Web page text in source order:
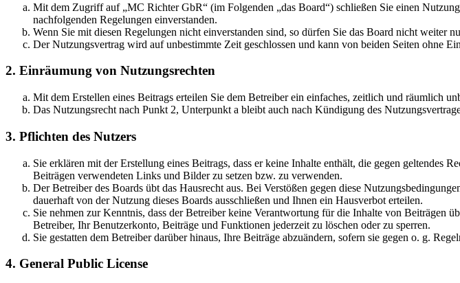
Mit dem Zugriff auf „MC Richter GbR“ (im Folgenden „das Board“) schließen Sie einen
nachfolgenden Regelungen einverstanden.
Wenn Sie mit diesen Regelungen nicht einverstanden sind, so dürfen Sie das Board nicht weiter
Der Nutzungsvertrag wird auf unbestimmte Zeit geschlossen und kann von beiden Seiten ohne
2. Einräumung von Nutzungsrechten
Mit dem Erstellen eines Beitrags erteilen Sie dem Betreiber ein einfaches, zeitlich und räumlich
Das Nutzungsrecht nach Punkt 2, Unterpunkt a bleibt auch nach Kündigung des
3. Pflichten des Nutzers
Sie erklären mit der Erstellung eines Beitrags, dass er keine Inhalte enthält, die gegen geltendes
Beiträgen verwendeten Links und Bilder zu setzen bzw. zu verwenden.
Der Betreiber des Boards übt das Hausrecht aus. Bei Verstößen gegen diese
dauerhaft von der Nutzung dieses Boards ausschließen und Ihnen ein Hausverbot erteilen.
Sie nehmen zur Kenntnis, dass der Betreiber keine Verantwortung für die Inhalte von Beiträgen
Betreiber, Ihr Benutzerkonto, Beiträge und Funktionen jederzeit zu löschen oder zu sperren.
Sie gestatten dem Betreiber darüber hinaus, Ihre Beiträge abzuändern, sofern sie gegen o. g.
4. General Public License